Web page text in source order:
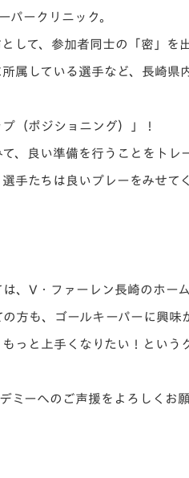
パークリニック。
して、参加者同士の「密」を
属している選手など、長崎県
（ポジショニング）」！
、良い準備を行うことをトレ
手たちは良いプレーをみせて
、V・ファーレン長崎のホー
方も、ゴールキーパーに興味
っと上手くなりたい！という
ミーへのご声援をよろしくお